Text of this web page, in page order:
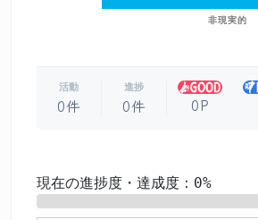
非現実的
活動
0件
進捗
0件 0P
現在の進捗度・達成度：0%